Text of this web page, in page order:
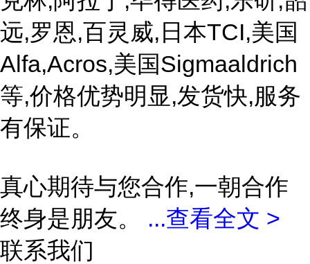
远,罗恩,百灵威,日本TCI,美国
Alfa,Acros,美国Sigmaaldrich
等,价格优势明显,发货快,服务
有保证。
真心期待与您合作,一朝合作
终身是朋友。 ...查看全文 >
联系我们